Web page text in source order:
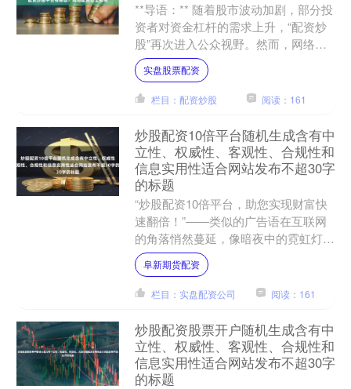
**导语：** 随着股市波动加剧，部分投
资者对资金杠杆的需求上升，“配资炒
股”再次进入公众视野。然而，网络配
资鱼龙混杂实盘股票配资，风险极高。
本文将为您梳理当前....
实盘股票配资
栏目：配资炒股 阅读：161
炒股配资10倍平台随机生成含有中
立性、权威性、客观性、合规性和
信息实用性适合网站发布不超30字
的标题
“炒股配资10倍平台，助您实现财富快
速翻倍！”——类似的广告语在互联网
的角落悄然蔓延，像暗夜中的霓虹灯，
闪烁着诱人而危险的光芒。这些平台宣
称能为投资者提供高达本....
阜新期货配资
栏目：实盘配资公司 阅读：161
炒股配资股票开户随机生成含有中
立性、权威性、客观性、合规性和
信息实用性适合网站发布不超30字
的标题